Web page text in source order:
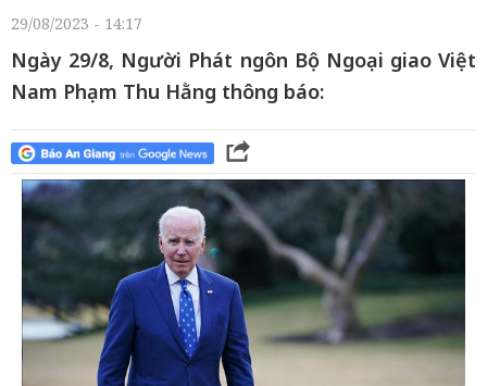
29/08/2023 - 14:17
Ngày 29/8, Người Phát ngôn Bộ Ngoại giao Việt
Nam Phạm Thu Hằng thông báo: